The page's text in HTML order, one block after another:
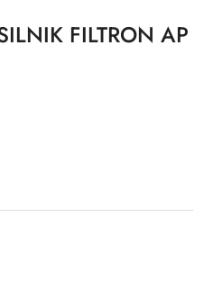
FILTRON AP